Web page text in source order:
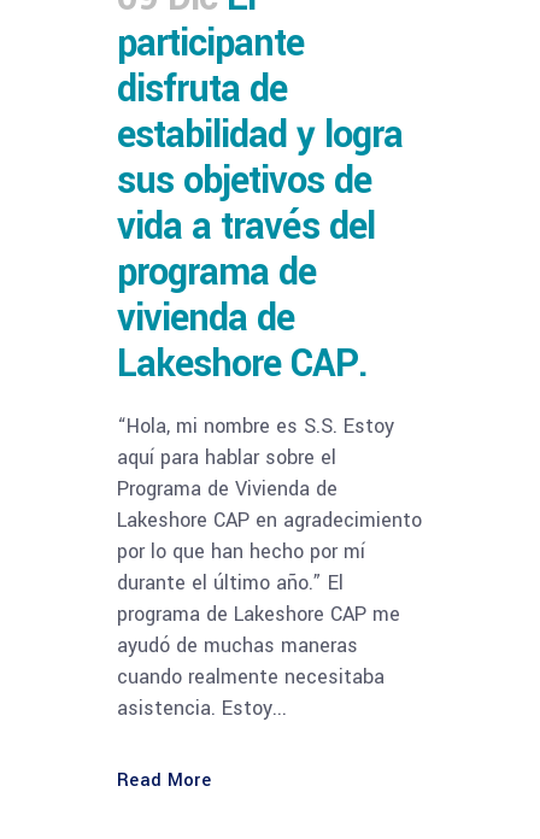
participante
disfruta de
estabilidad y logra
sus objetivos de
vida a través del
programa de
vivienda de
Lakeshore CAP.
“Hola, mi nombre es S.S. Estoy
aquí para hablar sobre el
Programa de Vivienda de
Lakeshore CAP en agradecimiento
por lo que han hecho por mí
durante el último año.” El
programa de Lakeshore CAP me
ayudó de muchas maneras
cuando realmente necesitaba
asistencia. Estoy...
Read More